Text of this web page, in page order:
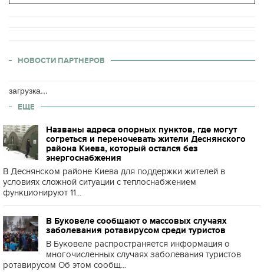
НОВОСТИ ПАРТНЕРОВ
загрузка...
ЕЩЕ
Названы адреса опорных пунктов, где могут
согреться и переночевать жители Деснянского
района Киева, который остался без
энергоснабжения
В Деснянском районе Киева для поддержки жителей в
условиях сложной ситуации с теплоснабжением
функционируют 11...
В Буковеле сообщают о массовых случаях
заболевания ротавирусом среди туристов
В Буковеле распространяется информация о
многочисленных случаях заболевания туристов
ротавирусом Об этом сообщ...